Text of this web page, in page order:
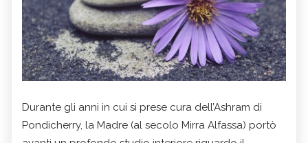
Durante gli anni in cui si prese cura dell’Ashram di
Pondicherry, la Madre (al secolo Mirra Alfassa) portò